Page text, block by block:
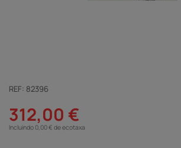
REF: 82396
312,00 €
Incluindo 0,00 € de ecotaxa